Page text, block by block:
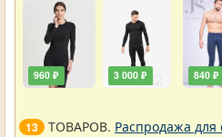
960 ₽ 3 000 ₽ 840 ₽
13 ТОВАРОВ. Распродажа для